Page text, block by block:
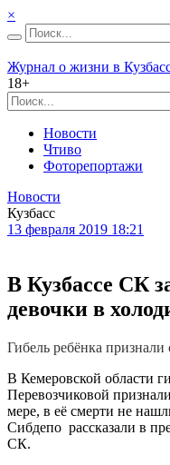
×
Журнал о жизни в
18+
Новости
Чтиво
Фоторепортажи
Новости
Кузбасс
13 февраля 2019 18:21
В Кузбассе СК
девочки в
Гибель ребёнка признали
В Кемеровской области
Перевозчиковой
мере, в её смерти не
Сибдепо рассказали в
СК.